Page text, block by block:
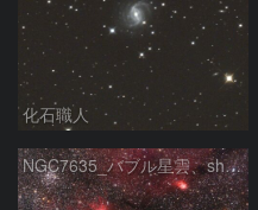
化石職人
NGC7635_バブル星雲、sh2-157_くわがた星雲